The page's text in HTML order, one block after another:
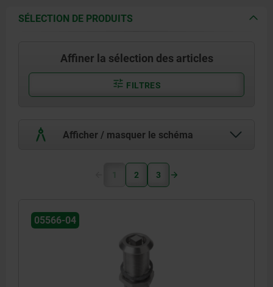
SÉLECTION DE PRODUITS
Affiner la sélection des articles
FILTRES
Afficher / masquer le schéma
1 2 3
05566-04